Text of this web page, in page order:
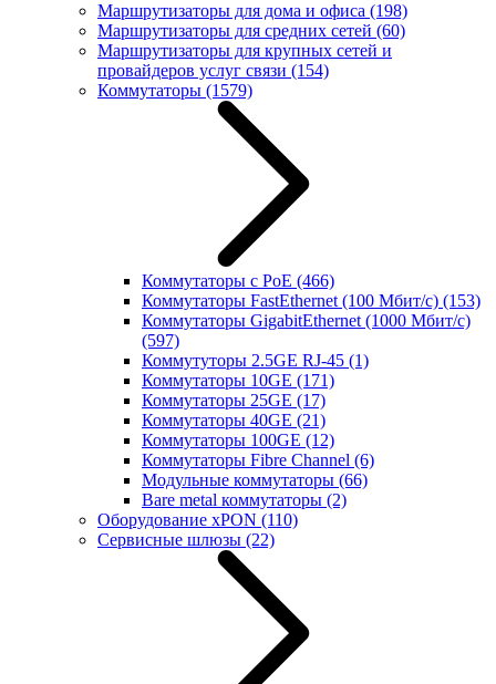
Маршрутизаторы для дома и офиса (198)
Маршрутизаторы для средних сетей (60)
Маршрутизаторы для крупных сетей и
провайдеров услуг связи (154)
Коммутаторы (1579)
Коммутаторы с PoE (466)
Коммутаторы FastEthernet (100 Мбит/с) (153)
Коммутаторы GigabitEthernet (1000 Мбит/с)
(597)
Коммутуторы 2.5GE RJ-45 (1)
Коммутаторы 10GE (171)
Коммутаторы 25GE (17)
Коммутаторы 40GE (21)
Коммутаторы 100GE (12)
Коммутаторы Fibre Channel (6)
Модульные коммутаторы (66)
Bare metal коммутаторы (2)
Оборудование xPON (110)
Сервисные шлюзы (22)